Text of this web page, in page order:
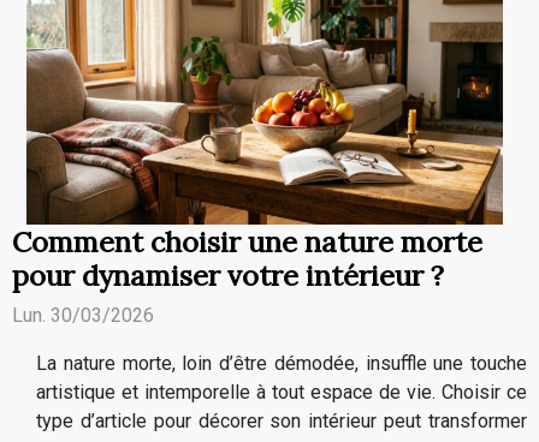
Comment choisir une nature morte
pour dynamiser votre intérieur ?
Lun. 30/03/2026
La nature morte, loin d’être démodée, insuffle une touche
artistique et intemporelle à tout espace de vie. Choisir ce
type d’article pour décorer son intérieur peut transformer